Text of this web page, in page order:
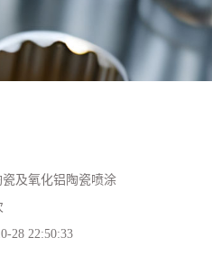
瓷及氧化铝陶瓷喷涂
28 22:50:33